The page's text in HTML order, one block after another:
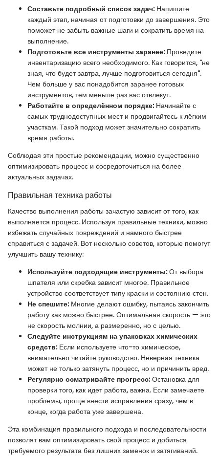
Составьте подробный список задач:Напишите
каждый этап, начиная от подготовки до завершения. Это
поможет не забыть важные шаги и сократить время на
выполнение.
Подготовьте все инструменты заранее:Проведите
инвентаризацию всего необходимого. Как говорится, "не
зная, что будет завтра, лучше подготовиться сегодня".
Чем больше у вас понадобится заранее готовых
инструментов, тем меньше раз вас отвлекут.
Работайте в определённом порядке:Начинайте с
самых труднодоступных мест и продвигайтесь к лёгким
участкам. Такой подход может значительно сократить
время работы.
Соблюдая эти простые рекомендации, можно существенно
оптимизировать процесс и сосредоточиться на более
актуальных задачах.
Правильная техника работы
Качество выполнения работы зачастую зависит от того, как
выполняется процесс. Используя правильные техники, можно
избежать случайных повреждений и намного быстрее
справиться с задачей. Вот несколько советов, которые помогут
улучшить вашу технику:
Используйте подходящие инструменты:От выбора
шпателя или скребка зависит многое. Правильное
устройство соответствует типу краски и состоянию стен.
Не спешите:Многие делают ошибку, пытаясь закончить
работу как можно быстрее. Оптимальная скорость — это
не скорость молнии, а размеренно, но с целью.
Следуйте инструкциям на упаковках химических
средств:Если используете что-то химическое,
внимательно читайте руководство. Неверная техника
может не только затянуть процесс, но и причинить вред.
Регулярно осматривайте прогресс:Остановка для
проверки того, как идет работа, важна. Если замечаете
проблемы, проще внести исправления сразу, чем в
конце, когда работа уже завершена.
Эта комбинация правильного подхода и последовательности
позволят вам оптимизировать свой процесс и добиться
требуемого результата без лишних заменок и затягиваний.